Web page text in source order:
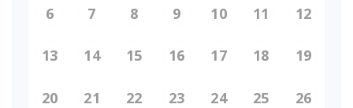
6 7 8 9 10 11 12
13 14 15 16 17 18 19
20 21 22 23 24 25 26